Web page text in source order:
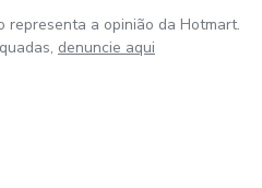
representa a opinião da Hotmart.
denuncie aqui